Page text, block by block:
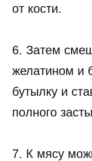
от кости.
6. Затем
желатином и
бутылку и
полного
7. К мясу